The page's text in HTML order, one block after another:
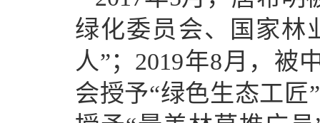
绿化委员会、国家林
人”；2019年8月，被
会授予“绿色生态工匠